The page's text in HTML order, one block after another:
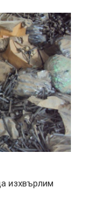
изхвърлим